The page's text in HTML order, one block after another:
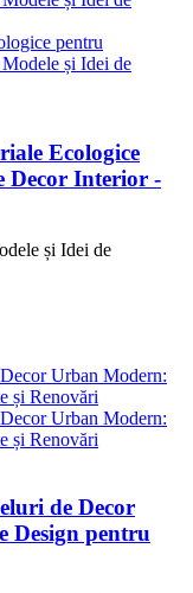
Ecologice
Decor Interior -
și Idei de
de Decor
Design pentru